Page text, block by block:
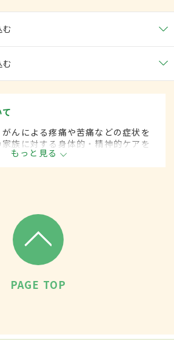
む
む
んによる疼痛や苦痛などの症状を
族に対する身体的・精神的ケアを
和ケア内科とも呼ばれます。
もっと見る
PAGE TOP